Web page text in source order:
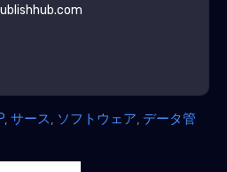
サース ソフトウェア データ管